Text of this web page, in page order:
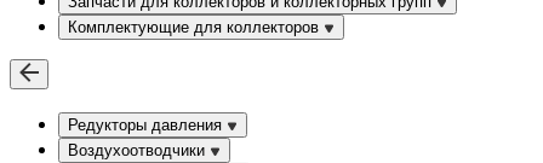
Комплектующие для коллекторов
Редукторы давления
Воздухоотводчики